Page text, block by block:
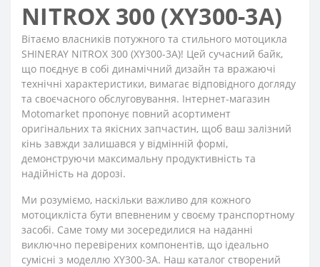
NITROX 300 (XY300-3A)
Вітаємо власників потужного та стильного мотоцикла
SHINERAY NITROX 300 (XY300-3A)! Цей сучасний байк,
що поєднує в собі динамічний дизайн та вражаючі
технічні характеристики, вимагає відповідного догляду
та своєчасного обслуговування. Інтернет-магазин
Motomarket пропонує повний асортимент
оригінальних та якісних запчастин, щоб ваш залізний
кінь завжди залишався у відмінній формі,
демонструючи максимальну продуктивність та
надійність на дорозі.
Ми розуміємо, наскільки важливо для кожного
мотоцикліста бути впевненим у своєму транспортному
засобі. Саме тому ми зосередилися на наданні
виключно перевірених компонентів, що ідеально
сумісні з моделлю XY300-3A. Наш каталог створений